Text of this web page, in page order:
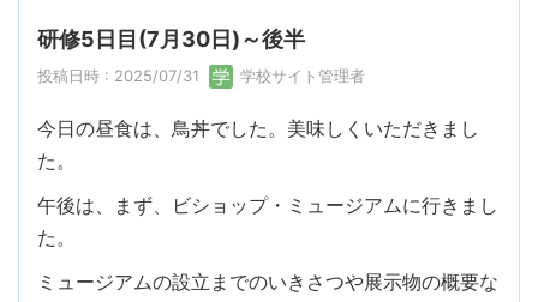
研修5日目(7月30日)～後半
投稿日時 : 2025/07/31 学校サイト管理者
今日の昼食は、鳥丼でした。美味しくいただきまし
た。
午後は、まず、ビショップ・ミュージアムに行きまし
た。
ミュージアムの設立までのいきさつや展示物の概要な